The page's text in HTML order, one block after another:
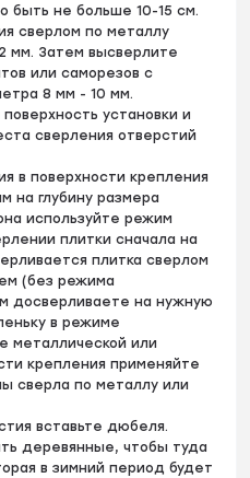
быть не больше 10-15 см.
сверлом по металлу
мм. Затем высверлите
или саморезов с
8 мм - 10 мм.
установки и
сверления отверстий
в поверхности крепления
на глубину размера
используйте режим
плитки сначала на
плитка сверлом
(без режима
досверливаете на нужную
в режиме
металлической или
крепления применяйте
сверла по металлу или
вставьте дюбеля.
деревянные, чтобы туда
в зимний период будет